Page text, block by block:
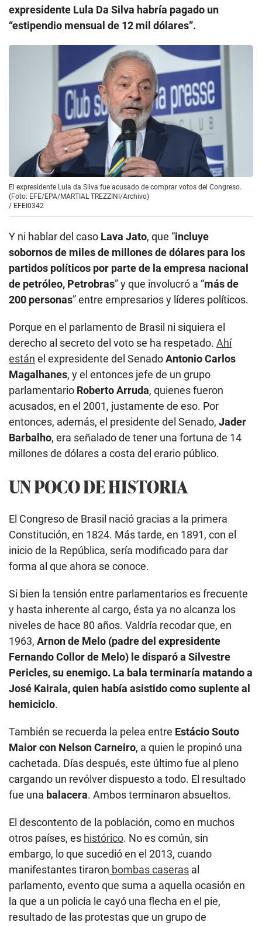
expresidente Lula Da Silva habría pagado un
“estipendio mensual de 12 mil dólares”.
El expresidente Lula da Silva fue acusado de comprar votos del Congreso.
(Foto: EFE/EPA/MARTIAL TREZZINI/Archivo)
/ EFEI0342
Y ni hablar del caso Lava Jato, que “incluye
sobornos de miles de millones de dólares para los
partidos políticos por parte de la empresa nacional
de petróleo, Petrobras” y que involucró a “más de
200 personas” entre empresarios y líderes políticos.
Porque en el parlamento de Brasil ni siquiera el
derecho al secreto del voto se ha respetado. Ahí
están el expresidente del SenadoAntonio Carlos
Magalhanes, y el entonces jefe de un grupo
parlamentario Roberto Arruda, quienes fueron
acusados, en el 2001, justamente de eso. Por
entonces, además, el presidente del Senado, Jader
Barbalho, era señalado de tener una fortuna de 14
millones de dólares a costa del erario público.
UN POCO DE HISTORIA
El Congreso de Brasil nació gracias a la primera
Constitución, en 1824. Más tarde, en 1891, con el
inicio de la República, sería modificado para dar
forma al que ahora se conoce.
Si bien la tensión entre parlamentarios es frecuente
y hasta inherente al cargo, ésta ya no alcanza los
niveles de hace 80 años. Valdría recodar que, en
1963, Arnon de Melo (padre del expresidente
Fernando Collor de Melo) le disparó a Silvestre
Pericles, su enemigo. La bala terminaría matando a
José Kairala, quien había asistido como suplente al
hemiciclo.
También se recuerda la pelea entre Estácio Souto
Maior con Nelson Carneiro, a quien le propinó una
cachetada. Días después, este último fue al pleno
cargando un revólver dispuesto a todo. El resultado
fue una balacera. Ambos terminaron absueltos.
El descontento de la población, como en muchos
otros países, es histórico. No es común, sin
embargo, lo que sucedió en el 2013, cuando
manifestantes tiraron bombas caseras al
parlamento, evento que suma a aquella ocasión en
la que a un policía le cayó una flecha en el pie,
resultado de las protestas que un grupo de